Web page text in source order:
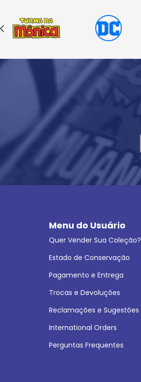
Menu do Usuário
Quer Vender Sua Coleção?
Estado de Conservação
Pagamento e Entrega
Trocas e Devoluções
Reclamações e Sugestões
International Orders
Perguntas Frequentes